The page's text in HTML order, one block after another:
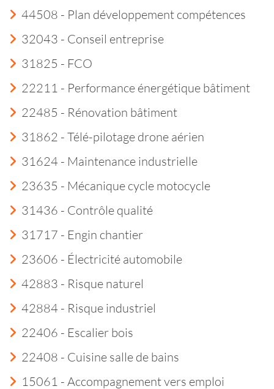
44508 - Plan développement compétences
32043 - Conseil entreprise
31825 - FCO
22211 - Performance énergétique bâtiment
22485 - Rénovation bâtiment
31862 - Télé-pilotage drone aérien
31624 - Maintenance industrielle
23635 - Mécanique cycle motocycle
31436 - Contrôle qualité
31717 - Engin chantier
23606 - Électricité automobile
42883 - Risque naturel
42884 - Risque industriel
22406 - Escalier bois
22408 - Cuisine salle de bains
15061 - Accompagnement vers emploi